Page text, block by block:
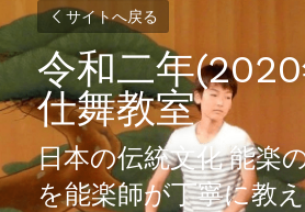
サイトへ戻る
令和二年
仕舞教室
日本の伝統文化 能楽
を能楽師が丁寧に教